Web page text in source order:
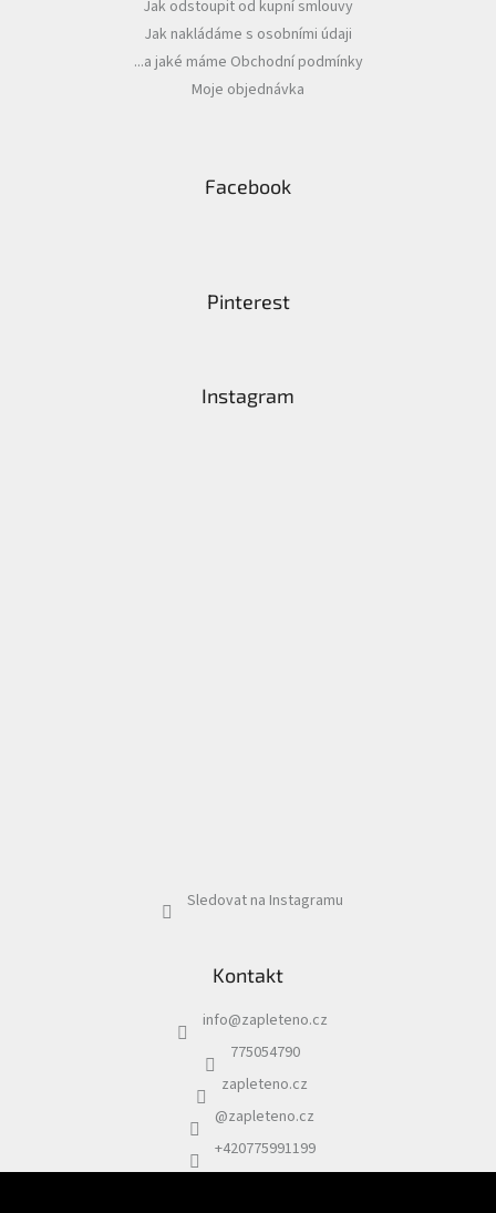
Jak odstoupit od kupní smlouvy
Jak nakládáme s osobními údaji
...a jaké máme Obchodní podmínky
Moje objednávka
Facebook
Pinterest
Instagram
Sledovat na Instagramu
Kontakt
info@zapleteno.cz
775054790
zapleteno.cz
@zapleteno.cz
+420775991199